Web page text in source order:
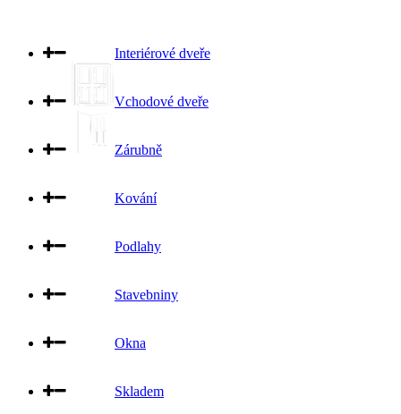
Interiérové dveře
Vchodové dveře
Zárubně
Kování
Podlahy
Stavebniny
Okna
Skladem